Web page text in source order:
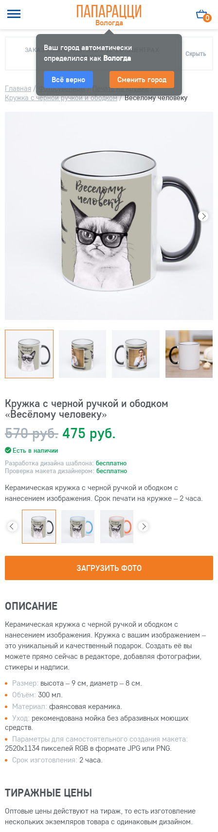
Вологда
Ваш город автоматически
определился как Вологда
Всё верно Сменить город
0
ЗАКАЗ МОЖНО ЗАБРАТЬ В 10 ФОТОЦЕНТРАХ
ПАПАРАЦЦИ
Скрыть
Главная / Фотосувениры/ Печать на кружке/
Кружка с черной ручкой и ободком/ Весёлому человеку
Кружка с черной ручкой и ободком
«Весёлому человеку»
570 руб. 475 руб.
Есть в наличии
Разработка дизайна шаблона: бесплатно
Проверка макета дизайнером: бесплатно
Керамическая кружка с черной ручкой и ободком с
нанесением изображения. Срок печати на кружке – 2 часа.
ЗАГРУЗИТЬ ФОТО
ОПИСАНИЕ
Керамическая кружка с черной ручкой и ободком с
нанесением изображения. Кружка с вашим изображением –
это уникальный и качественный подарок. Создать её вы
можете прямо сейчас в редакторе, добавляя фотографии,
стикеры и надписи.
Размер: высота – 9 см, диаметр – 8 см.
Объём: 300 мл.
Материал: фаянсовая керамика.
Уход: рекомендована мойка без абразивных моющих
средств.
Параметры для самостоятельного создания макета:
2520x1134 пикселей RGB в формате JPG или PNG.
Срок изготовления: 2 часа.
ТИРАЖНЫЕ ЦЕНЫ
Оптовые цены действуют на тираж, то есть изготовление
нескольких экземляров товара с одинаковым дизайном.